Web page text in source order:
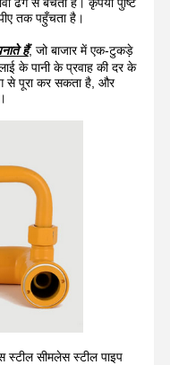
तक पहुँचता है।
हैं, जो बाजार में एक-टुकड़े
के पानी के प्रवाह की दर के
से पूरा कर सकता है, और
सीमलेस स्टील पाइप